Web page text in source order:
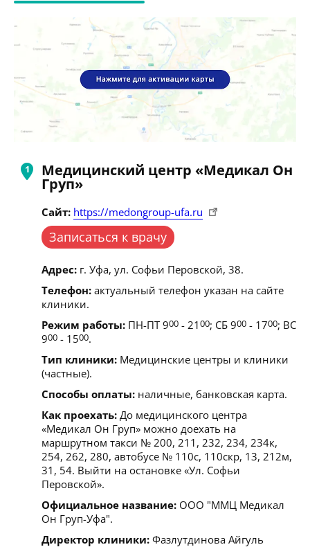
Медицинский центр «Медикал Он
Груп»
Сайт: https://medongroup-ufa.ru
Записаться к врачу
Адрес: г. Уфа, ул. Софьи Перовской, 38.
Телефон: актуальный телефон указан на сайте
клиники.
Режим работы: ПН-ПТ 900 - 2100; СБ 900 - 1700; ВС
900 - 1500.
Тип клиники: Медицинские центры и клиники
(частные).
Способы оплаты: наличные, банковская карта.
Как проехать: До медицинского центра
«Медикал Он Груп» можно доехать на
маршрутном такси № 200, 211, 232, 234, 234к,
254, 262, 280, автобусе № 110c, 110cкр, 13, 212м,
31, 54. Выйти на остановке «Ул. Софьи
Перовской».
Официальное название: ООО "ММЦ Медикал
Он Груп-Уфа".
Директор клиники: Фазлутдинова Айгуль